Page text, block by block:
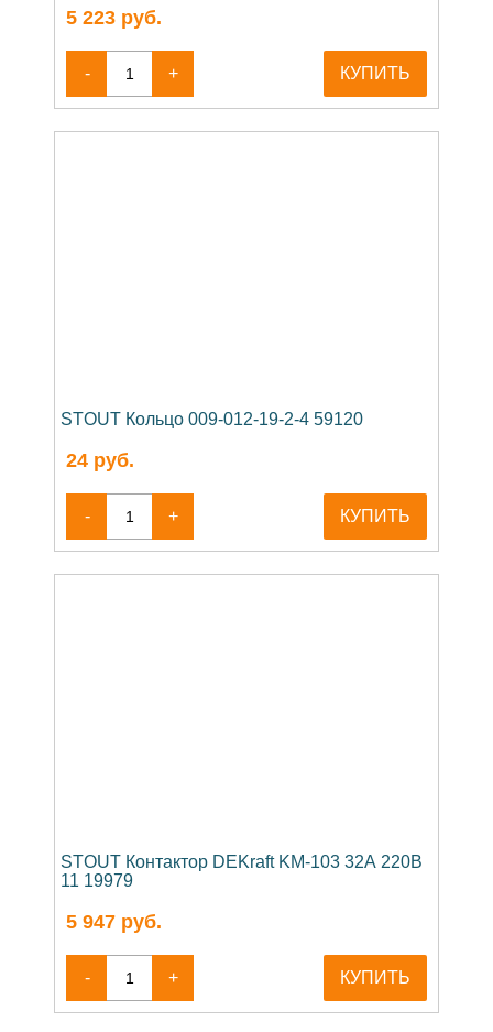
5 223 руб.
- + КУПИТЬ
STOUT Кольцо 009-012-19-2-4 59120
24 руб.
- + КУПИТЬ
STOUT Контактор DEKraft KM-103 32А 220В
11 19979
5 947 руб.
- + КУПИТЬ